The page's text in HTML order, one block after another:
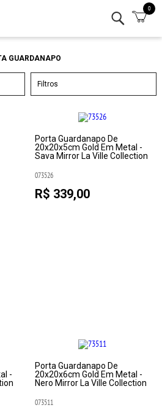
0
GUARDANAPO
Filtros
Porta Guardanapo De
20x20x5cm Gold Em Metal -
Sava Mirror La Ville Collection
073526
R$ 339,00
-
Porta Guardanapo De
20x20x6cm Gold Em Metal -
Nero Mirror La Ville Collection
073511